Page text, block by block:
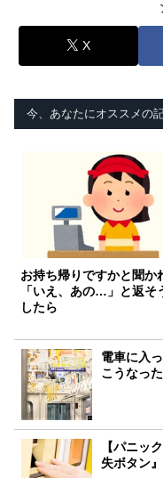
X
今、あなたにオススメの
お持ち帰りですかと聞か
「いえ、あの…」と返そ
したら
電車に入
こうなった
【パニッ
失ボタン